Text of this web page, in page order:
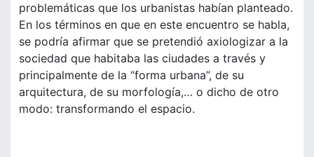
problemáticas que los urbanistas habían planteado.
En los términos en que en este encuentro se habla,
se podría afirmar que se pretendió axiologizar a la
sociedad que habitaba las ciudades a través y
principalmente de la “forma urbana”, de su
arquitectura, de su morfología,… o dicho de otro
modo: transformando el espacio.